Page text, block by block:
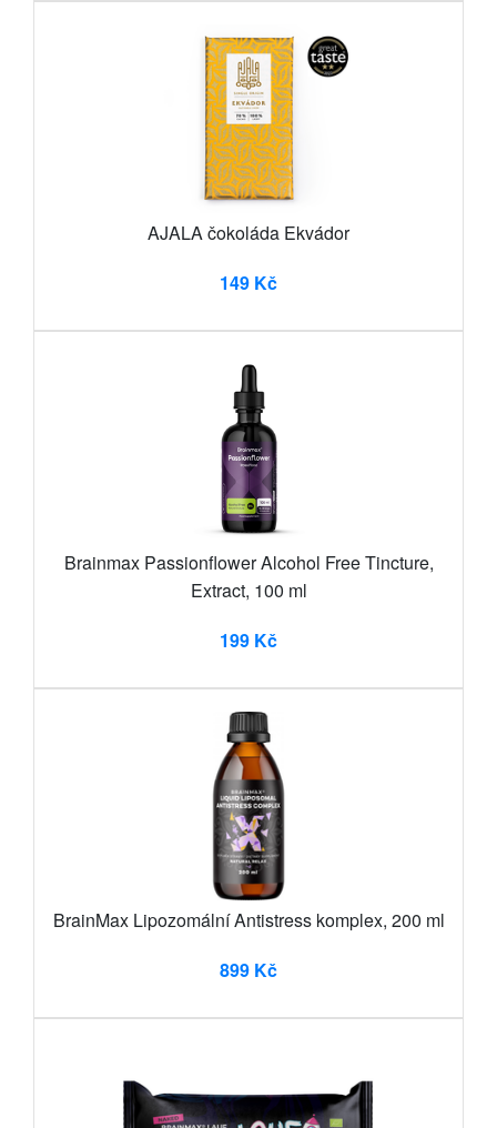
AJALA čokoláda Ekvádor
149 Kč
Brainmax Passionflower Alcohol Free Tincture,
Extract, 100 ml
199 Kč
BrainMax Lipozomální Antistress komplex, 200 ml
899 Kč